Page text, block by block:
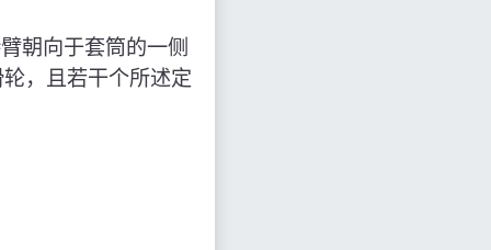
朝向于套筒的一侧
，且若干个所述定